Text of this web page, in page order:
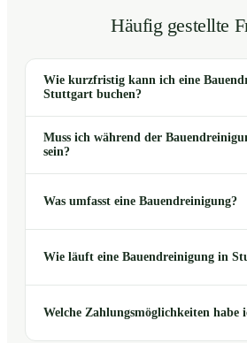
Häufig gestellte
Wie kurzfristig kann ich eine
Stuttgart buchen?
Muss ich während der
sein?
Was umfasst eine Bauendreinigung?
Wie läuft eine Bauendreinigung in
Welche Zahlungsmöglichkeiten habe